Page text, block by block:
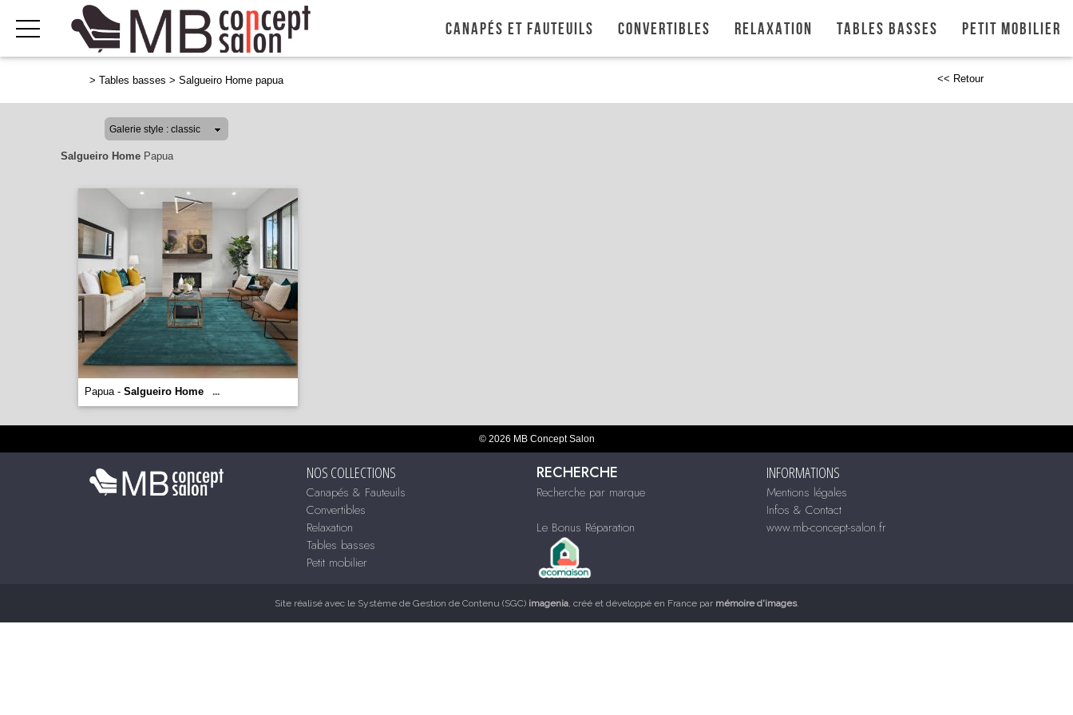
Canapés et fauteuils Convertibles Relaxation Tables basses Petit mobilier
> Tables basses > Salgueiro Home papua << Retour
Salgueiro Home Papua
Papua - Salgueiro Home ...
© 2026 MB Concept Salon
NOS COLLECTIONS
Canapés & Fauteuils
Convertibles
Relaxation
Tables basses
Petit mobilier
RECHERCHE
Recherche par marque
Le Bonus Réparation
INFORMATIONS
Mentions légales
Infos & Contact
www.mb-concept-salon.fr
Site réalisé avec le Système de Gestion de Contenu (SGC) imagenia, créé et développé en France par mémoire d'images.